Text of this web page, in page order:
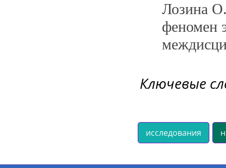
Лозина
феномен
Ключевые
исследования